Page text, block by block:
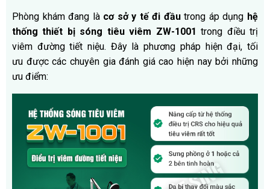
Phòng khám đang là cơ sở y tế đi đầutrong áp dụng hệ
thống thiết bị sóng tiêu viêm ZW-1001 trong điều trị
viêm đường tiết niệu. Đây là phương pháp hiện đại, tối
ưu được các chuyên gia đánh giá cao hiện nay bởi những
ưu điểm: